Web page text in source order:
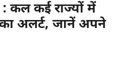
कल कई राज्यों में
अलर्ट, जानें अपने